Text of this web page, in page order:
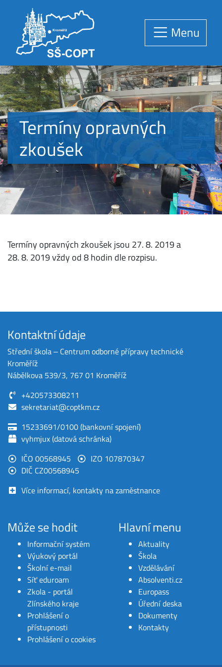
Menu
Termíny opravných
zkoušek
Termíny opravných zkoušek jsou 27. 8. 2019 a
28. 8. 2019 vždy od 8 hodin dle rozpisu.
Kontaktní údaje
Střední škola ‒ Centrum odborné přípravy technické
Kroměříž
Nábělkova 539/3, 767 01 Kroměříž
+420573308211
sekretariat@coptkm.cz
15233691/0100 (bankovní spojení)
vyhmjux (datová schránka)
IČO 00568945
IZO 107870347
DIČ CZ00568945
Více informací, kontakty na zaměstnance
Může se hodit
Informační systém
Výukový portál
Školní e-mail
Síť eduroam
Zkola - portál
Zlínského kraje
Prohlášení o
přístupnosti
Prohlášení o cookies
Hlavní menu
Aktuality
Škola
Vzdělávání
Absolventi.cz
Europass
Úřední deska
Dokumenty
Kontakty